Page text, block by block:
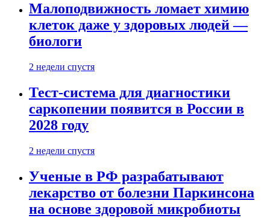
Малоподвижность ломает химию
клеток даже у здоровых людей —
биологи
2 недели спустя
Тест-система для диагностики
саркопении появится в России в
2028 году
2 недели спустя
Ученые в РФ разрабатывают
лекарство от болезни Паркинсона
на основе здоровой микробиоты